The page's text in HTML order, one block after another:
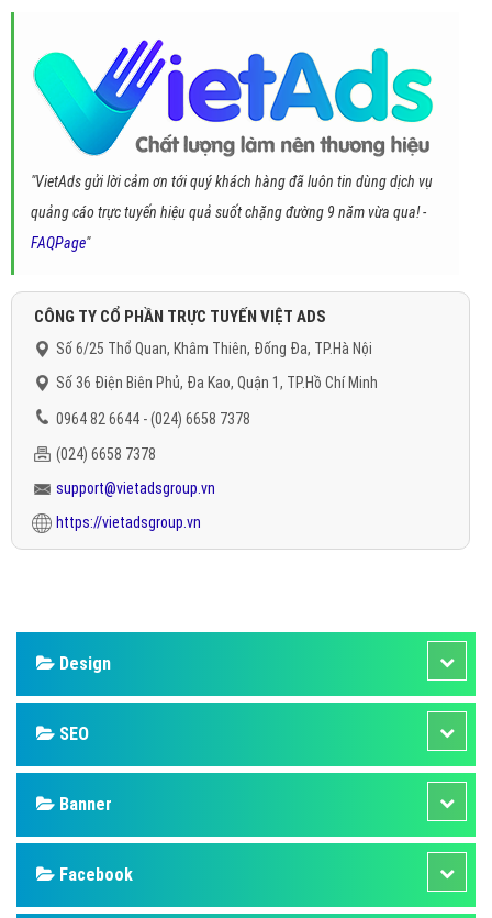
"VietAds gửi lời cảm ơn tới quý khách hàng đã luôn tin dùng dịch vụ
quảng cáo trực tuyến hiệu quả suốt chặng đường 9 năm vừa qua! -
FAQPage"
CÔNG TY CỔ PHẦN TRỰC TUYẾN VIỆT ADS
Số 6/25 Thổ Quan, Khâm Thiên, Đống Đa, TP.Hà Nội
Số 36 Điện Biên Phủ, Đa Kao, Quận 1, TP.Hồ Chí Minh
0964 82 6644 - (024) 6658 7378
(024) 6658 7378
support@vietadsgroup.vn
https://vietadsgroup.vn